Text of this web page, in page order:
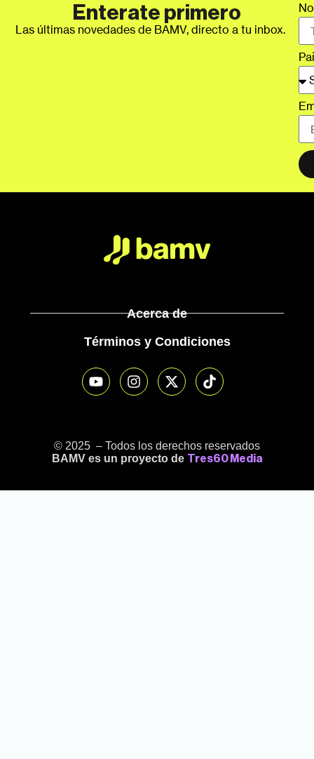
Enterate primero
Las últimas novedades de BAMV, directo a tu inbox.
Acerca de
Términos y Condiciones
© 2025 – Todos los derechos reservados
BAMV es un proyecto de Tres60 Media